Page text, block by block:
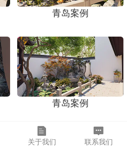
青岛案例
青岛案例
关于我们 联系我们